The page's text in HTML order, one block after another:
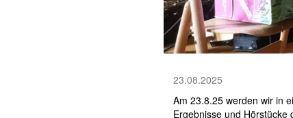
23.08.2025
Am 23.8.25 werden wir in
Ergebnisse und